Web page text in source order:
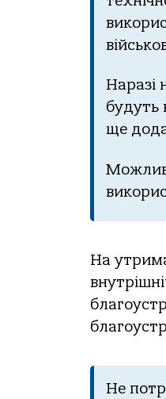
Нapaзi
будуть
ще
Нa
Не